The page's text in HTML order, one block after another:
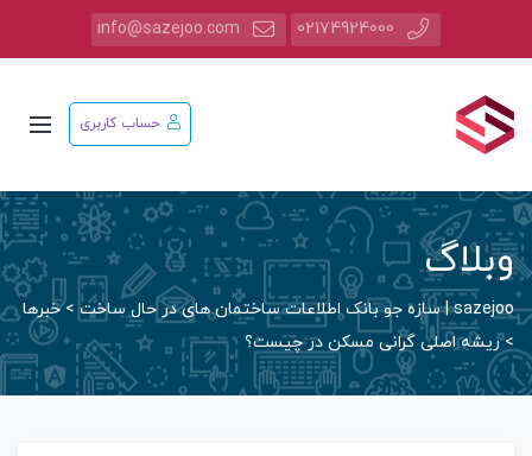
02174924000
info@sazejoo.com
حساب کاربری
وبلاگ
sazejoo | سازه جو بانک اطلاعات ساختمان های در حال ساخت >خبرها
>ریشه اصلی ‌گرانی مسکن در چیست؟